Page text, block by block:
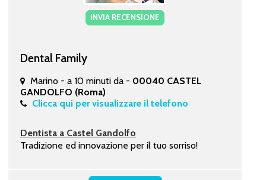
INVIA RECENSIONE
Dental Family
Marino - a 10 minuti da - 00040 CASTEL
GANDOLFO (Roma)
Clicca qui per visualizzare il telefono
Dentista a Castel Gandolfo
Tradizione ed innovazione per il tuo sorriso!